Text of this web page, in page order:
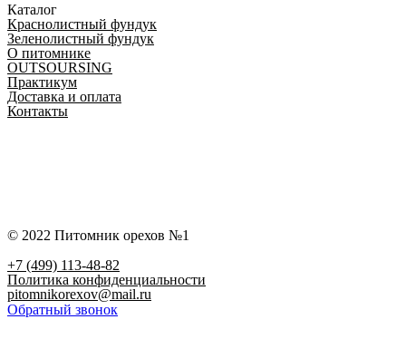
Каталог
Краснолистный фундук
Зеленолистный фундук
О питомнике
OUTSOURSING
Практикум
Доставка и оплата
Контакты
© 2022 Питомник орехов №1
+7 (499) 113-48-82
Политика конфиденциальности
pitomnikorexov@mail.ru
Обратный звонок